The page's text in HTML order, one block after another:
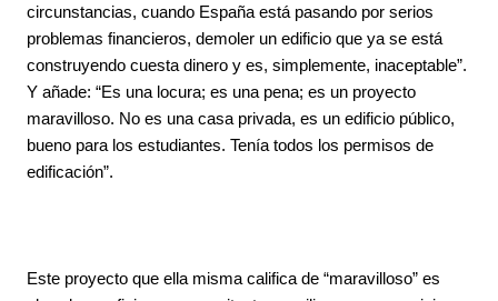
circunstancias, cuando España está pasando por serios
problemas financieros, demoler un edificio que ya se está
construyendo cuesta dinero y es, simplemente, inaceptable”.
Y añade: “Es una locura; es una pena; es un proyecto
maravilloso. No es una casa privada, es un edificio público,
bueno para los estudiantes. Tenía todos los permisos de
edificación”.
Este proyecto que ella misma califica de “maravilloso” es